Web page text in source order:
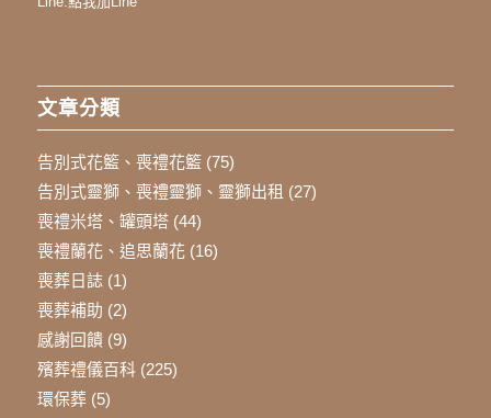
文章分類
告別式花籃、喪禮花籃(75)
告別式靈獅、喪禮靈獅、靈獅出租 (27)
喪禮米塔、罐頭塔(44)
喪禮蘭花、追思蘭花(16)
喪葬日誌(1)
喪葬補助 (2)
感謝回饋(9)
殯葬禮儀百科(225)
環保葬(5)